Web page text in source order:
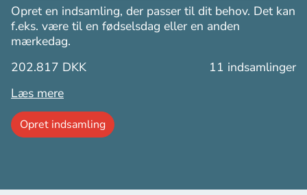
Opret en indsamling, der passer til dit behov. Det kan
f.eks. være til en fødselsdag eller en anden
mærkedag.
202.817 DKK
11 indsamlinger
Læs mere
Opret indsamling